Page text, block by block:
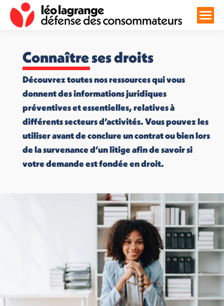
Connaître ses droits
Découvrez toutes nos ressources qui vous
donnent des informations juridiques
préventives et essentielles, relatives à
différents secteurs d’activités. Vous pouvez les
utiliser avant de conclure un contrat ou bien lors
de la survenance d’un litige afin de savoir si
votre demande est fondée en droit.